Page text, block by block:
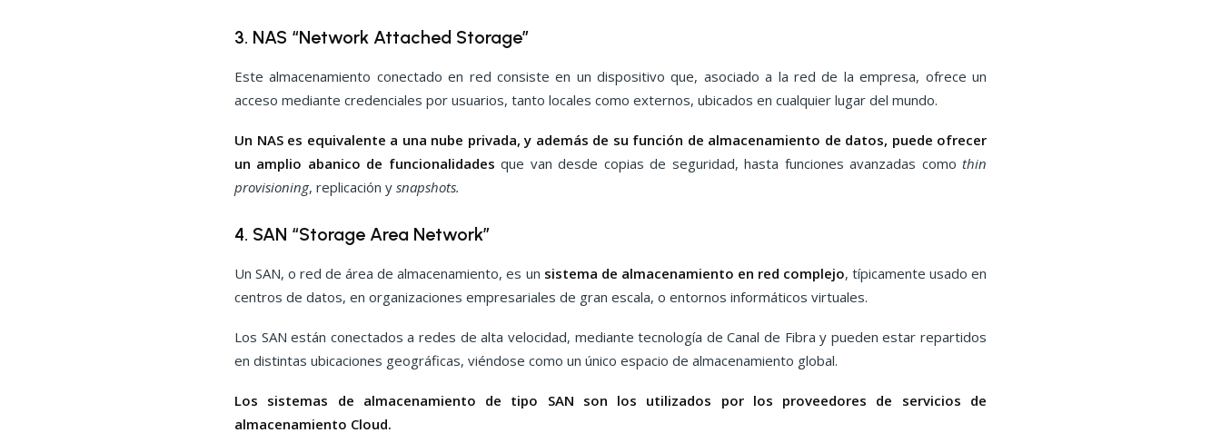
3. NAS “Network Attached Storage”
Este almacenamiento conectado en red consiste en un dispositivo que, asociado a la red de la empresa, ofrece un
acceso mediante credenciales por usuarios, tanto locales como externos, ubicados en cualquier lugar del mundo.
Un NAS es equivalente a una nube privada, y además de su función de almacenamiento de datos, puede ofrecer
un amplio abanico de funcionalidades que van desde copias de seguridad, hasta funciones avanzadas comothin
provisioning, replicación y snapshots.
4. SAN “Storage Area Network”
Un SAN, o red de área de almacenamiento, es un sistema de almacenamiento en red complejo, típicamente usado en
centros de datos, en organizaciones empresariales de gran escala, o entornos informáticos virtuales.
Los SAN están conectados a redes de alta velocidad, mediante tecnología de Canal de Fibra y pueden estar repartidos
en distintas ubicaciones geográficas, viéndose como un único espacio de almacenamiento global.
Los sistemas de almacenamiento de tipo SAN son los utilizados por los proveedores de servicios de
almacenamiento Cloud.